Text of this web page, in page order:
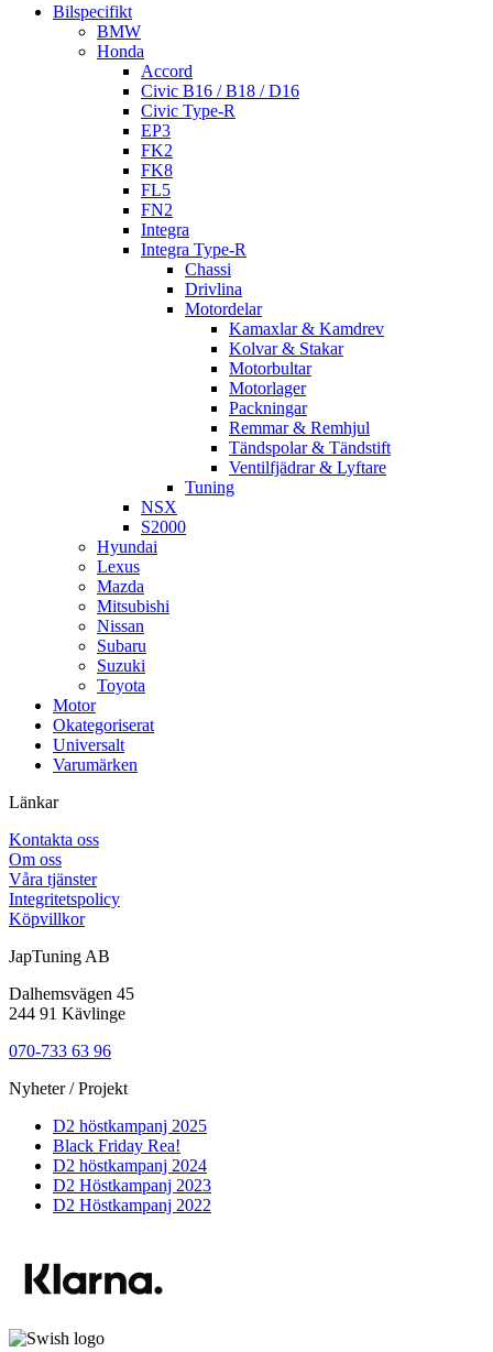
Bilspecifikt
BMW
Honda
Accord
Civic B16 / B18 / D16
Civic Type-R
EP3
FK2
FK8
FL5
FN2
Integra
Integra Type-R
Chassi
Drivlina
Motordelar
Kamaxlar & Kamdrev
Kolvar & Stakar
Motorbultar
Motorlager
Packningar
Remmar & Remhjul
Tändspolar & Tändstift
Ventilfjädrar & Lyftare
Tuning
NSX
S2000
Hyundai
Lexus
Mazda
Mitsubishi
Nissan
Subaru
Suzuki
Toyota
Motor
Okategoriserat
Universalt
Varumärken
Länkar
Kontakta oss
Om oss
Våra tjänster
Integritetspolicy
Köpvillkor
JapTuning AB
Dalhemsvägen 45
244 91 Kävlinge
070-733 63 96
Nyheter / Projekt
D2 höstkampanj 2025
Black Friday Rea!
D2 höstkampanj 2024
D2 Höstkampanj 2023
D2 Höstkampanj 2022